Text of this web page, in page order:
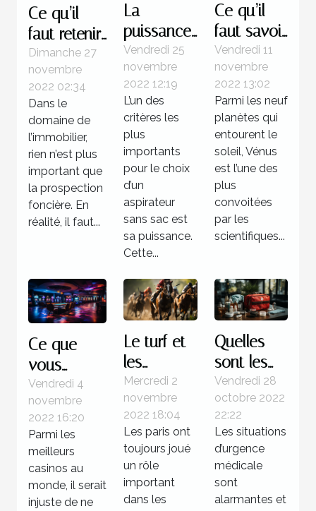
Ce qu’il
faut retenir
à propos
des
logiciels de
prospection
foncière
Dimanche 27
novembre
2022 02:34
Dans le
domaine de
l’immobilier,
rien n’est plus
important que
la prospection
foncière. En
réalité, il faut...
La
puissance
d’un
aspirateur
sans sac
Vendredi 25
novembre
2022 12:19
L’un des
critères les
plus
importants
pour le choix
d’un
aspirateur
sans sac est
sa puissance.
Cette...
Ce qu’il
faut savoir
de la
planète
Vénus
Vendredi 11
novembre
2022 13:02
Parmi les neuf
planètes qui
entourent le
soleil, Vénus
est l’une des
plus
convoitées
par les
scientifiques...
Ce que
vous
devez
savoir sur
Boomerang
casino
Vendredi 4
novembre
2022 16:20
Parmi les
meilleurs
casinos au
monde, il serait
injuste de ne
Le turf et
les
courses
hippiques
Mercredi 2
novembre
2022 18:04
Les paris ont
toujours joué
un rôle
important
dans les
Quelles
sont les
étapes à
suivre face
à une
situation
d’urgence
médicale
?
Vendredi 28
octobre 2022
22:22
Les situations
d’urgence
médicale
sont
alarmantes et